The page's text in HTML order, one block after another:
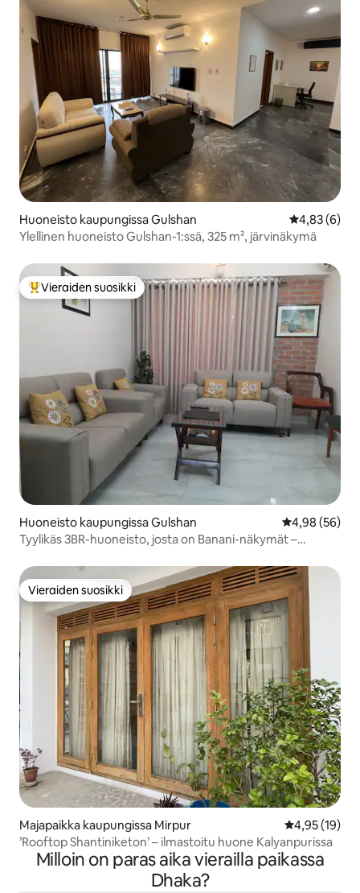
Huoneisto kaupungissa Gulshan
4,83 (6)
Ylellinen huoneisto Gulshan-1:ssä, 325 m², järvinäkymä
Vieraiden suosikkien parhaimmistoa
Vieraiden suosikki
Huoneisto kaupungissa Gulshan
4,98 (56)
Tyylikäs 3BR-huoneisto, josta on Banani-näkymät –
Vieraiden suosikki
Vieraiden suosikki
Majapaikka kaupungissa Mirpur
4,95 (19)
’Rooftop Shantiniketon’ – ilmastoitu huone Kalyanpurissa
Milloin on paras aika vierailla paikassa
Dhaka?